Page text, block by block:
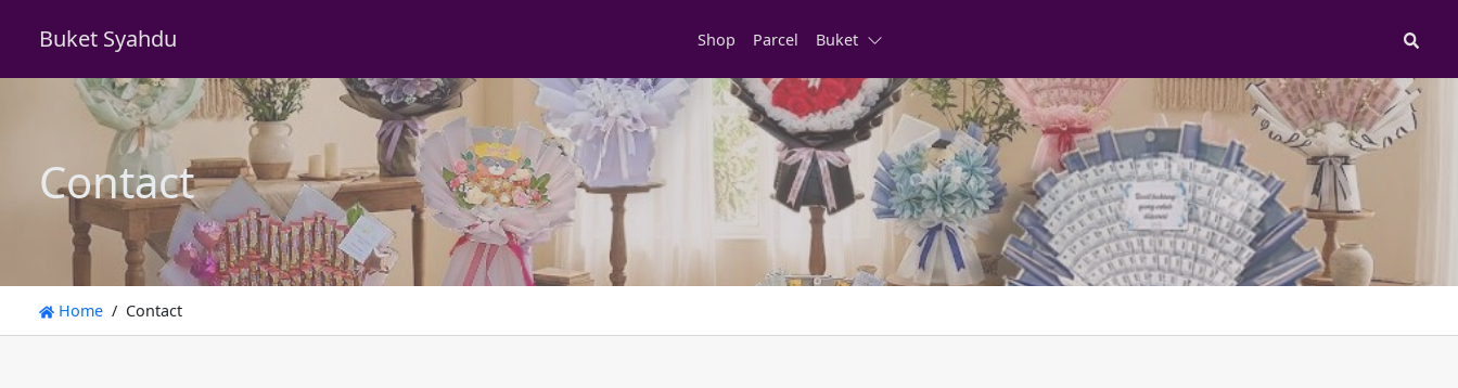
Buket Syahdu Shop Parcel Buket
Contact
Home Contact